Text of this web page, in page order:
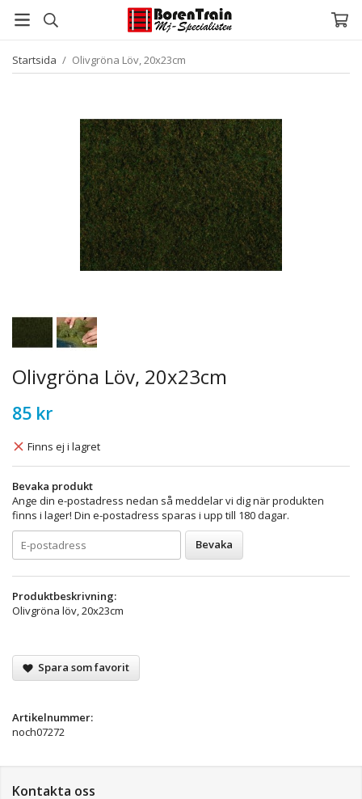
Startsida / Olivgröna Löv, 20x23cm
Olivgröna Löv, 20x23cm
85 kr
Finns ej i lagret
Bevaka produkt
Ange din e-postadress nedan så meddelar vi dig när produkten
finns i lager! Din e-postadress sparas i upp till 180 dagar.
Bevaka
Produktbeskrivning:
Olivgröna löv, 20x23cm
Spara som favorit
Artikelnummer:
noch07272
Kontakta oss